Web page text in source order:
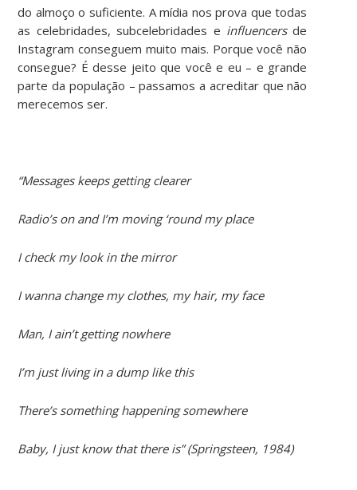
do almoço o suficiente. A mídia nos prova que todas
as celebridades, subcelebridades e influencersde
Instagram conseguem muito mais. Porque você não
consegue? É desse jeito que você e eu – e grande
parte da população – passamos a acreditar que não
merecemos ser.
“Messages keeps getting clearer
Radio’s on and I’m moving ‘round my place
I check my look in the mirror
I wanna change my clothes, my hair, my face
Man, I ain’t getting nowhere
I’m just living in a dump like this
There’s something happening somewhere
Baby, I just know that there is” (Springsteen, 1984)